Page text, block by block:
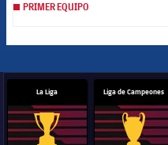
PRIMER EQUIPO
La Liga Liga de Campeones